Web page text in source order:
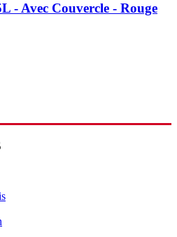
- Avec Couvercle - Rouge